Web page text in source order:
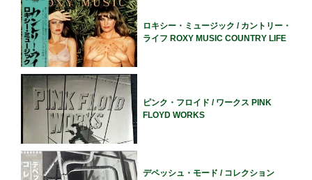
ロキシー・ミュージック / カントリー・
ライフ ROXY MUSIC COUNTRY LIFE
ピンク・フロイド / ワークス PINK
FLOYD WORKS
デペッシュ・モード / コレクション